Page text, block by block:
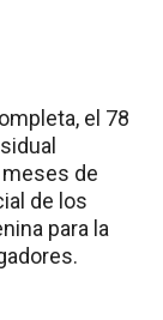
el 78
de
de los
para la